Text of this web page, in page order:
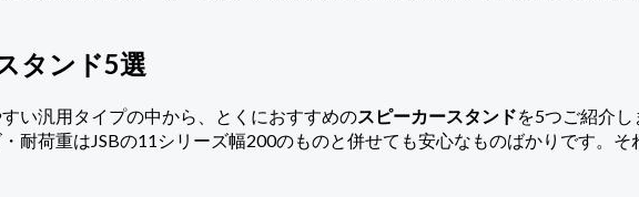
タンド5選
い汎用タイプの中から、とくにおすすめのスピーカースタンドを5つご紹介
耐荷重はJSBの11シリーズ幅200のものと併せても安心なものばかりです。